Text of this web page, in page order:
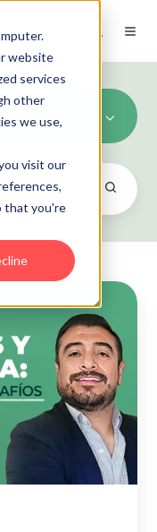
website
services
other
we use,
visit our
that you're
ES